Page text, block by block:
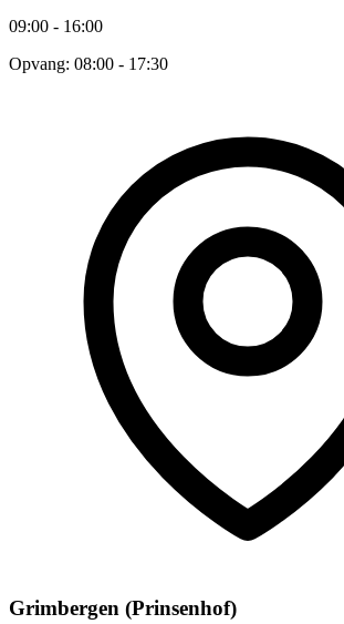
09:00 - 16:00
Opvang: 08:00 - 17:30
Grimbergen (Prinsenhof)